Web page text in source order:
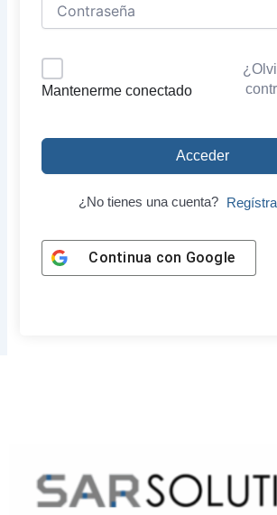
Mantenerme conectado
Acceder
¿No tienes una cuenta?
Continua con Google